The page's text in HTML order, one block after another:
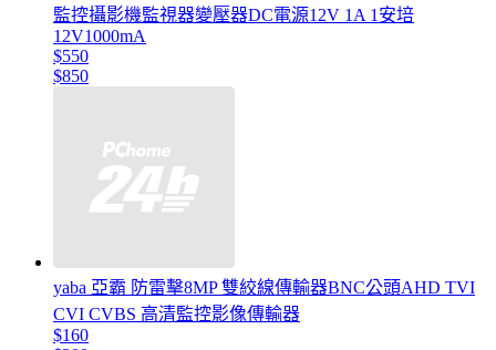
監控攝影機監視器變壓器DC電源12V 1A 1安培
12V1000mA
$550
$850
yaba 亞霸 防雷擊8MP 雙絞線傳輸器BNC公頭AHD TVI
CVI CVBS 高清監控影像傳輸器
$160